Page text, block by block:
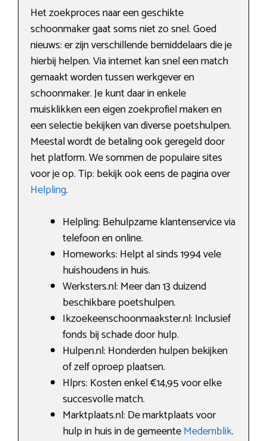
Het zoekproces naar een geschikte
schoonmaker gaat soms niet zo snel. Goed
nieuws: er zijn verschillende bemiddelaars die je
hierbij helpen. Via internet kan snel een match
gemaakt worden tussen werkgever en
schoonmaker. Je kunt daar in enkele
muisklikken een eigen zoekprofiel maken en
een selectie bekijken van diverse poetshulpen.
Meestal wordt de betaling ook geregeld door
het platform. We sommen de populaire sites
voor je op. Tip: bekijk ook eens de pagina over
Helpling.
Helpling: Behulpzame klantenservice via
telefoon en online.
Homeworks: Helpt al sinds 1994 vele
huishoudens in huis.
Werksters.nl: Meer dan 13 duizend
beschikbare poetshulpen.
Ikzoekeenschoonmaakster.nl: Inclusief
fonds bij schade door hulp.
Hulpen.nl: Honderden hulpen bekijken
of zelf oproep plaatsen.
Hlprs: Kosten enkel €14,95 voor elke
succesvolle match.
Marktplaats.nl: De marktplaats voor
hulp in huis in de gemeenteMedemblik.